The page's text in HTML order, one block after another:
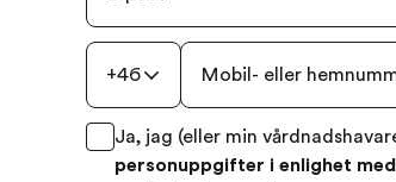
+46 Mobil- eller
Ja, jag (eller min
personuppgifter i enlighet med